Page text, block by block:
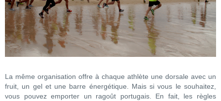
La même organisation offre à chaque athlète une dorsale avec un
fruit, un gel et une barre énergétique. Mais si vous le souhaitez,
vous pouvez emporter un ragoût portugais. En fait, les règles